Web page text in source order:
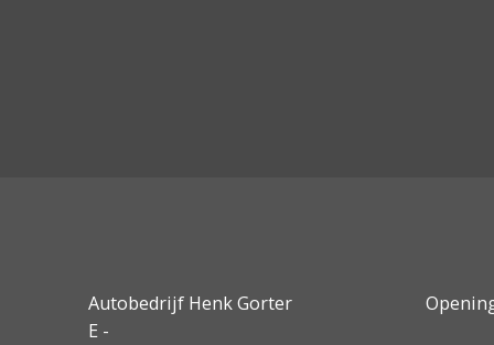
Autobedrijf Henk Gorter
E -